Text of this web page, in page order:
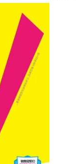
民生用品
親子玩具